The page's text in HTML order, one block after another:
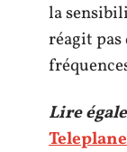
la
réagit pas
Lire